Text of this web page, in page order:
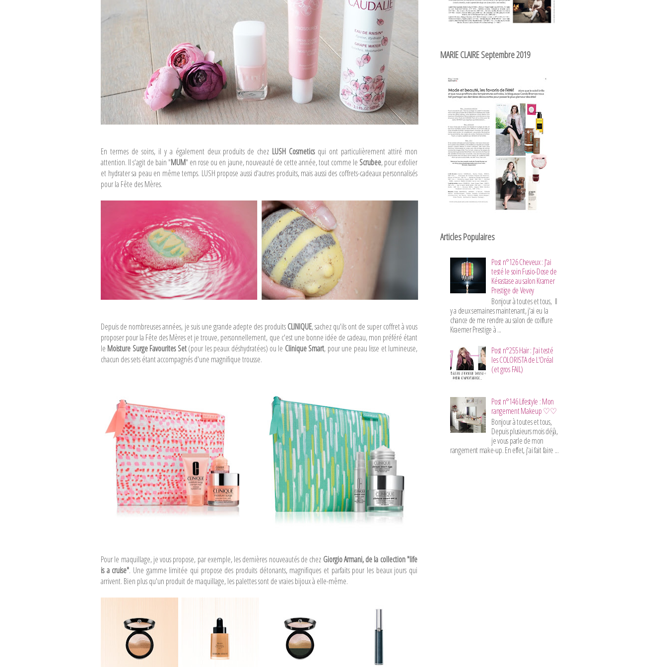
En termes de soins, il y a également deux produits de chez LUSH Cosmeticsqui ont particulièrement attiré mon
attention. Il s'agit de bain "MUM" en rose ou en jaune, nouveauté de cette année, tout comme le Scrubee, pour exfolier
et hydrater sa peau en même temps. LUSH propose aussi d'autres produits, mais aussi des coffrets-cadeaux personnalisés
pour la Fête des Mères.
Depuis de nombreuses années, je suis une grande adepte des produitsCLINIQUE, sachez qu'ils ont de super coffret à vous
proposer pour la Fête des Mères et je trouve, personnellement, que c'est une bonne idée de cadeau, mon préféré étant
le Moisture Surge Favourites Set(pour les peaux déshydratées) ou le Clinique Smart, pour une peau lisse et lumineuse,
chacun des sets étant accompagnés d'une magnifique trousse.
Pour le maquillage, je vous propose, par exemple, les dernières nouveautés de chez Giorgio Armani, de la collection "life
is a cruise". Une gamme limitée qui propose des produits détonants, magnifiques et parfaits pour les beaux jours qui
arrivent. Bien plus qu'un produit de maquillage, les palettes sont de vraies bijoux à elle-même.
MARIE CLAIRE Septembre 2019
Articles Populaires
Post n°126 Cheveux : J'ai
testé le soin Fusio-Dose de
Kérastase au salon Kramer
Prestige de Vevey
Bonjour à toutes et tous, Il
y a deux semaines maintenant, j'ai eu la
chance de me rendre au salon de coiffure
Kraemer Prestige à ...
Post n°255 Hair : J'ai testé
les COLORISTA de L'Oréal
(et gros FAIL)
Post n°146 Lifestyle : Mon
rangement Makeup ♡♡
Bonjour à toutes et tous,
Depuis plusieurs mois déjà,
je vous parle de mon
rangement make-up. En effet, j'ai fait faire ...